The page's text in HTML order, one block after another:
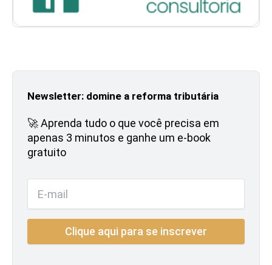
Newsletter: domine a reforma tributária
🚀 Aprenda tudo o que você precisa em
apenas 3 minutos e ganhe um e-book
gratuito